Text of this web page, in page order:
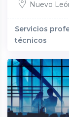
Nuevo
Servicios
técnicos